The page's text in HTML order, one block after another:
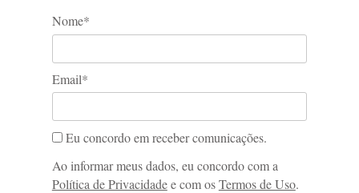
Nome*
Email*
Eu concordo em receber comunicações.
Ao informar meus dados, eu concordo com a
Política de Privacidadee com osTermos de Uso.